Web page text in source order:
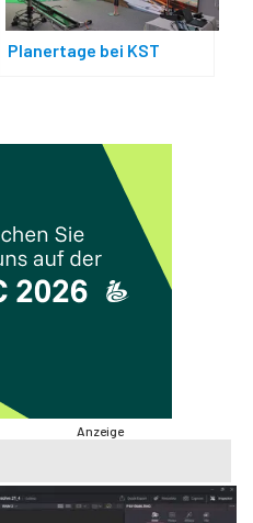
Planertage bei KST
Anzeige